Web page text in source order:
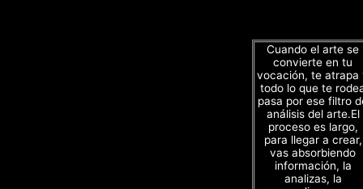
Cuando el arte se
convierte en tu
vocación, te atrapa
todo lo que te
pasa por ese filtro
análisis del arte.El
proceso es largo,
para llegar a crear,
vas absorbiendo
información, la
analizas, la